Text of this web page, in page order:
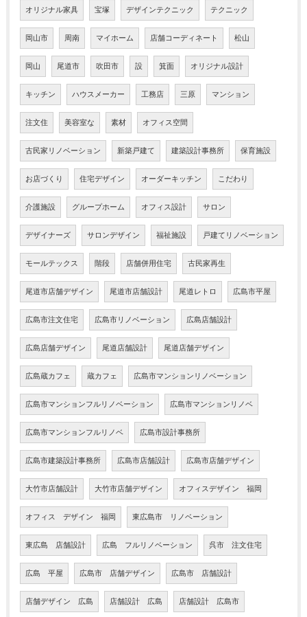
オリジナル家具 宝塚 デザインテクニック テクニック
岡山市 周南 マイホーム 店舗コーディネート 松山
岡山 尾道市 吹田市 設 箕面 オリジナル設計
キッチン ハウスメーカー 工務店 三原 マンション
注文住 美容室な 素材 オフィス空間
古民家リノベーション 新築戸建て 建築設計事務所 保育施設
お店づくり 住宅デザイン オーダーキッチン こだわり
介護施設 グループホーム オフィス設計 サロン
デザイナーズ サロンデザイン 福祉施設 戸建てリノベーション
モールテックス 階段 店舗併用住宅 古民家再生
尾道市店舗デザイン 尾道市店舗設計 尾道レトロ 広島市平屋
広島市注文住宅 広島市リノベーション 広島店舗設計
広島店舗デザイン 尾道店舗設計 尾道店舗デザイン
広島蔵カフェ 蔵カフェ 広島市マンションリノベーション
広島市マンションフルリノベーション 広島市マンションリノベ
広島市マンションフルリノベ 広島市設計事務所
広島市建築設計事務所 広島市店舗設計 広島市店舗デザイン
大竹市店舗設計 大竹市店舗デザイン オフィスデザイン 福岡
オフィス デザイン 福岡 東広島市 リノベーション
東広島 店舗設計 広島 フルリノベーション 呉市 注文住宅
広島 平屋 広島市 店舗デザイン 広島市 店舗設計
店舗デザイン 広島 店舗設計 広島 店舗設計 広島市